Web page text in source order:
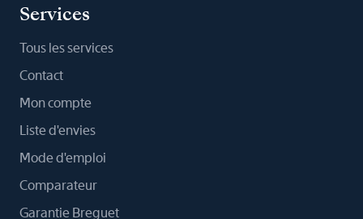
Services
Tous les services
Contact
Mon compte
Liste d'envies
Mode d'emploi
Comparateur
Garantie Breguet